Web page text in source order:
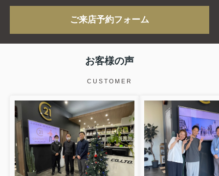
2026.02.26
不動産売却がなかなか売れない原因と
は？写真をプロに任せる対策...
不動産を売却したいのになかなか成約
不動産売却が思うように進まない場
ます。この記事では、売れ残る物件の
特徴や主な原因、誰でも実践し...
ご来店予約フォーム
お客様の声
CUSTOMER